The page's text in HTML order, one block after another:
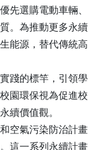
先選購電動車輛、
。為推動更多永續
能源，替代傳統高
踐的標竿，引領學
園環保視為促進校
續價值觀。
空氣污染防治計畫
這一系列永續計畫